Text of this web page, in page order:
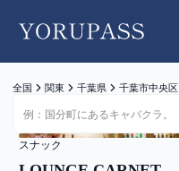
YORUPASS
全国 関東 千葉県 千葉市中央区
スナック